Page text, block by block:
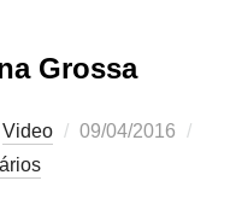
Grossa
Video
Postado
09/04/2016